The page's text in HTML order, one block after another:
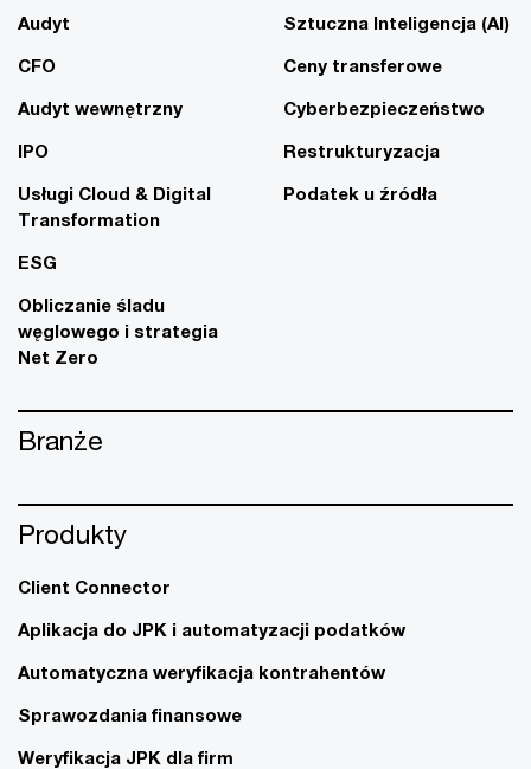
Audyt
CFO
Audyt wewnętrzny
IPO
Usługi Cloud & Digital
Transformation
ESG
Obliczanie śladu
węglowego i strategia
Net Zero
Sztuczna Inteligencja (AI)
Ceny transferowe
Cyberbezpieczeństwo
Restrukturyzacja
Podatek u źródła
Branże
Produkty
Client Connector
Aplikacja do JPK i automatyzacji podatków
Automatyczna weryfikacja kontrahentów
Sprawozdania finansowe
Weryfikacja JPK dla firm